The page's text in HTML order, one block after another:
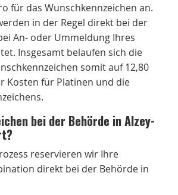
für das Wunschkennzeichen an.
in der Regel direkt bei der
An- oder Ummeldung Ihres
Insgesamt belaufen sich die
somit auf 12,80
Kosten für Platinen und die
bei der Behörde in Alzey-
reservieren wir Ihre
direkt bei der Behörde in